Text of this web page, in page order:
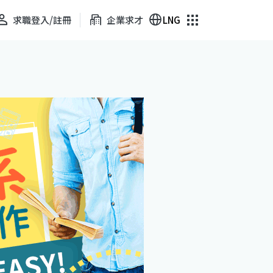
求職登入/註冊 企業求才 LNG